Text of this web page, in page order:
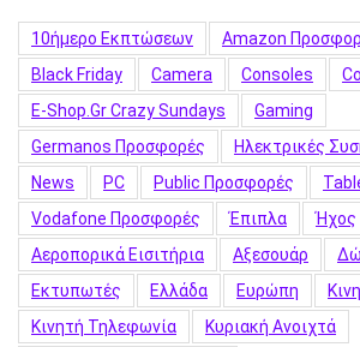
10ήμερο Εκπτώσεων Amazon
Black Friday
Camera Consoles
E-Shop.gr Crazy Sundays
Gaming
Germanos Προσφορές
Hλεκτρικές
News
PC Public Προσφορές
Vodafone Προσφορές
Έπιπλα
Ήχος
Αεροπορικά Εισιτήρια
Αξεσουάρ
Εκτυπωτές
Ελλάδα Ευρώπη
Κινητή Τηλεφωνία
Κυριακή Ανοιχτά